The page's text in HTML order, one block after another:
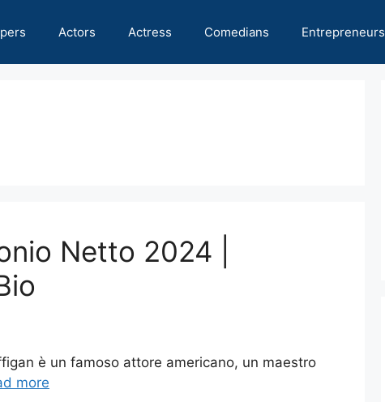
Actors Actress Comedians Entrepreneurs
Netto 2024 |
è un famoso attore americano, un maestro
more